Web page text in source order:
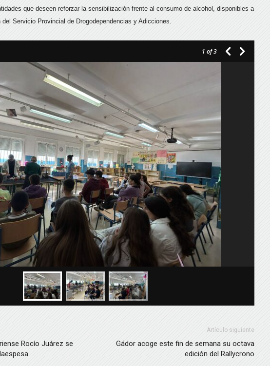
que deseen reforzar la sensibilización frente al consumo de alcohol, disponibles a
Servicio Provincial de Drogodependencias y Adicciones.
1 of 3
Rocío Juárez se
Artículo siguiente
Gádor acoge este fin de semana su octava
edición del Rallycrono